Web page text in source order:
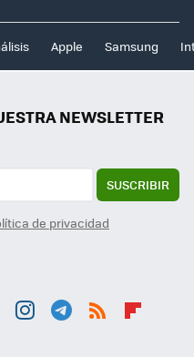
Apple Samsung
NEWSLETTER
SUSCRIBIR
de privacidad